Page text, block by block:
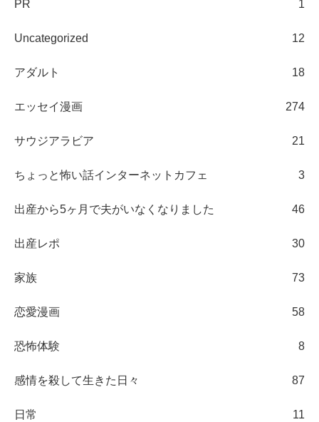
PR 1
Uncategorized 12
アダルト 18
エッセイ漫画 274
サウジアラビア 21
ちょっと怖い話インターネットカフェ 3
出産から5ヶ月で夫がいなくなりました 46
出産レポ 30
家族 73
恋愛漫画 58
恐怖体験 8
感情を殺して生きた日々 87
日常 11